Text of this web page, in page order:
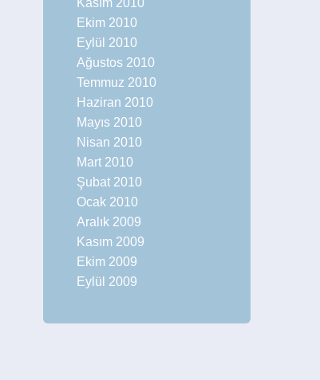
Kasım 2010
Ekim 2010
Eylül 2010
Ağustos 2010
Temmuz 2010
Haziran 2010
Mayıs 2010
Nisan 2010
Mart 2010
Şubat 2010
Ocak 2010
Aralık 2009
Kasım 2009
Ekim 2009
Eylül 2009